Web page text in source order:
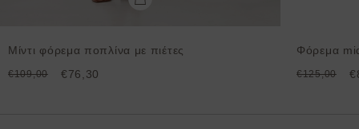
Μίντι φόρεμα ποπλίνα με πιέτες
€109,00 €76,30
Φόρεμα
€125,00